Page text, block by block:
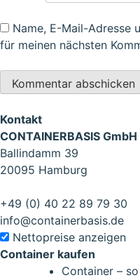
Name, E-Mail-Adresse
für meinen nächsten
Kontakt
CONTAINERBASIS GmbH
Ballindamm 39
20095 Hamburg
+49 (0) 40 22 89 79 30
info@containerbasis.de
Nettopreise anzeigen
Container kaufen
Container –